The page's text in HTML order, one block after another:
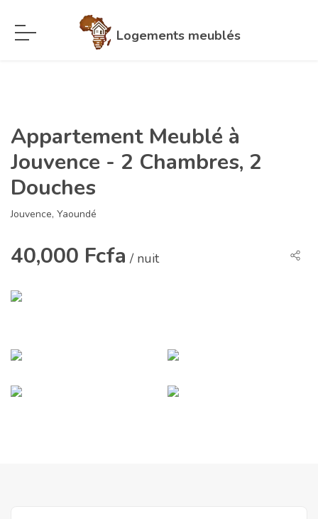
Logements meublés
Appartement Meublé à
Jouvence - 2 Chambres, 2
Douches
Jouvence, Yaoundé
40,000 Fcfa / nuit